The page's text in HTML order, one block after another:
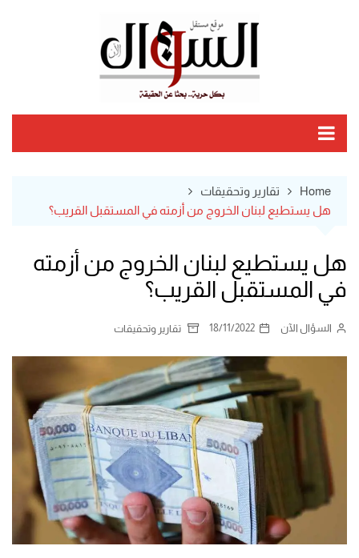
Home
تقارير وتحقيقات
هل يستطيع لبنان الخروج من أزمته في المستقبل القريب؟
هل يستطيع لبنان الخروج من أزمته
في المستقبل القريب؟
السؤال الآن 18/11/2022 تقارير وتحقيقات